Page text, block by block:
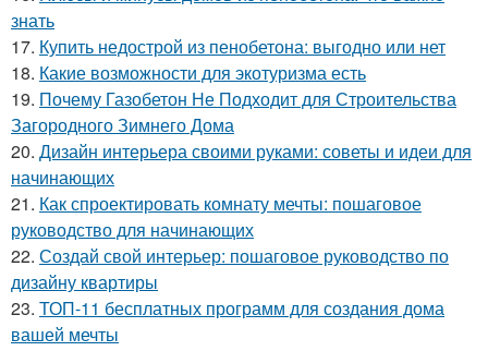
знать
17. Купить недострой из пенобетона: выгодно или нет
18. Какие возможности для экотуризма есть
19. Почему Газобетон Не Подходит для Строительства
Загородного Зимнего Дома
20. Дизайн интерьера своими руками: советы и идеи для
начинающих
21. Как спроектировать комнату мечты: пошаговое
руководство для начинающих
22. Создай свой интерьер: пошаговое руководство по
дизайну квартиры
23. ТОП-11 бесплатных программ для создания дома
вашей мечты